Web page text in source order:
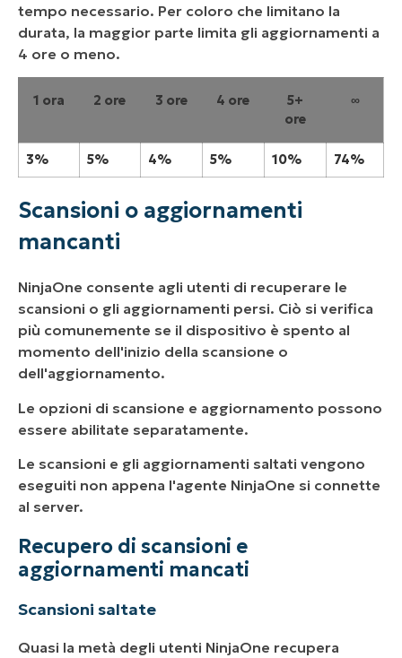
tempo necessario. Per coloro che limitano la
durata, la maggior parte limita gli aggiornamenti a
4 ore o meno.
1 ora 2 ore 3 ore 4 ore
5+
ore
∞
3% 5% 4% 5% 10% 74%
Scansioni o aggiornamenti
mancanti
NinjaOne consente agli utenti di recuperare le
scansioni o gli aggiornamenti persi. Ciò si verifica
più comunemente se il dispositivo è spento al
momento dell'inizio della scansione o
dell'aggiornamento.
Le opzioni di scansione e aggiornamento possono
essere abilitate separatamente.
Le scansioni e gli aggiornamenti saltati vengono
eseguiti non appena l'agente NinjaOne si connette
al server.
Recupero di scansioni e
aggiornamenti mancati
Scansioni saltate
Quasi la metà degli utenti NinjaOne recupera